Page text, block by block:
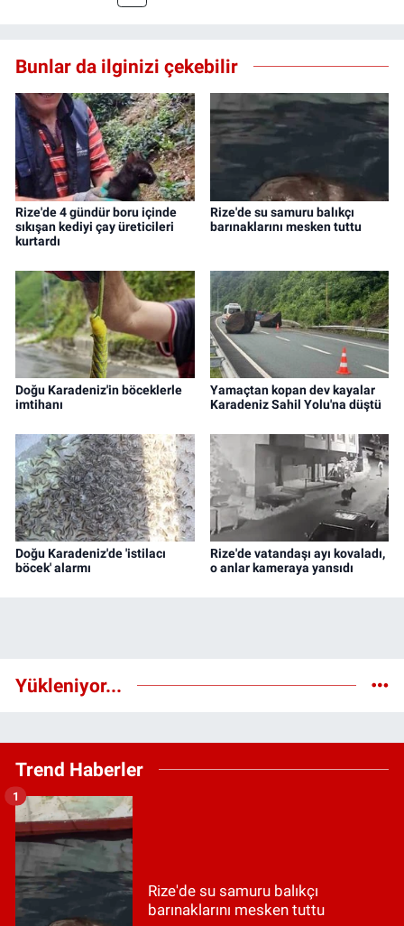
Bunlar da ilginizi çekebilir
Rize'de 4 gündür boru içinde
sıkışan kediyi çay üreticileri
kurtardı
Rize'de su samuru balıkçı
barınaklarını mesken tuttu
Doğu Karadeniz'in böceklerle
imtihanı
Yamaçtan kopan dev kayalar
Karadeniz Sahil Yolu'na düştü
Doğu Karadeniz'de 'istilacı
böcek' alarmı
Rize'de vatandaşı ayı kovaladı,
o anlar kameraya yansıdı
Yükleniyor...
Trend Haberler
Rize'de su samuru balıkçı
barınaklarını mesken tuttu
1